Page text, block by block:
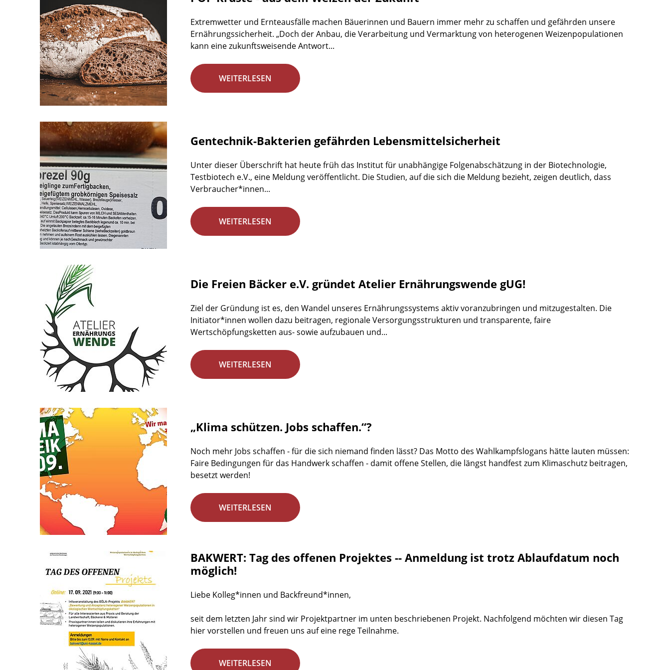
Extremwetter und Ernteausfälle machen Bäuerinnen und Bauern immer mehr zu schaffen und gefährden unsere
Ernährungssicherheit. „Doch der Anbau, die Verarbeitung und Vermarktung von heterogenen Weizenpopulationen
kann eine zukunftsweisende Antwort...
WEITERLESEN
Gentechnik-Bakterien gefährden Lebensmittelsicherheit
Unter dieser Überschrift hat heute früh das Institut für unabhängige Folgenabschätzung in der Biotechnologie,
Testbiotech e.V., eine Meldung veröffentlicht. Die Studien, auf die sich die Meldung bezieht, zeigen deutlich, dass
Verbraucher*innen...
WEITERLESEN
Die Freien Bäcker e.V. gründet Atelier Ernährungswende gUG!
Ziel der Gründung ist es, den Wandel unseres Ernährungssystems aktiv voranzubringen und mitzugestalten. Die
Initiator*innen wollen dazu beitragen, regionale Versorgungsstrukturen und transparente, faire
Wertschöpfungsketten aus- sowie aufzubauen und...
WEITERLESEN
„Klima schützen. Jobs schaffen.“?
Noch mehr Jobs schaffen - für die sich niemand finden lässt? Das Motto des Wahlkampfslogans hätte lauten müssen:
Faire Bedingungen für das Handwerk schaffen - damit offene Stellen, die längst handfest zum Klimaschutz beitragen,
besetzt werden!
WEITERLESEN
BAKWERT: Tag des offenen Projektes -- Anmeldung ist trotz Ablaufdatum noch
möglich!
Liebe Kolleg*innen und Backfreund*innen,
seit dem letzten Jahr sind wir Projektpartner im unten beschriebenen Projekt. Nachfolgend möchten wir diesen Tag
hier vorstellen und freuen uns auf eine rege Teilnahme.
WEITERLESEN